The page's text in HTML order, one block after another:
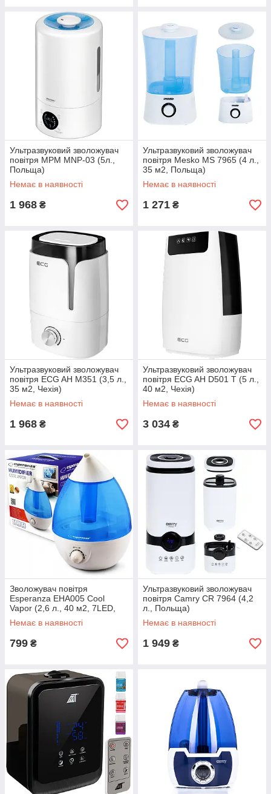
Ультразвуковий зволожувач
повітря MPM MNP-03 (5л.,
Польща)
Немає в наявності
1 968 ₴
Ультразвуковий зволожувач
повітря Mesko MS 7965 (4 л.,
35 м2, Польща)
Немає в наявності
1 271 ₴
Ультразвуковий зволожувач
повітря ECG AH M351 (3,5 л.,
35 м2, Чехія)
Немає в наявності
1 968 ₴
Ультразвуковий зволожувач
повітря ECG AH D501 T (5 л.,
40 м2, Чехія)
Немає в наявності
3 034 ₴
Зволожувач повітря
Esperanza EHA005 Cool
Vapor (2,6 л., 40 м2, 7LED,
Польща)
Немає в наявності
799 ₴
Ультразвуковий зволожувач
повітря Camry CR 7964 (4,2
л., Польща)
Немає в наявності
1 949 ₴